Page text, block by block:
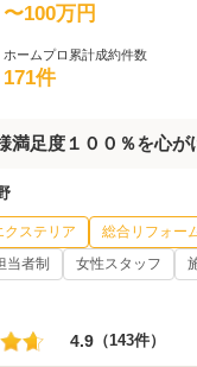
〜100万円
ホームプロ累計成約件数
171件
満足度１００％を心が
クステリア
総合リフォー
当者制 女性スタッフ
4.9 （143件）